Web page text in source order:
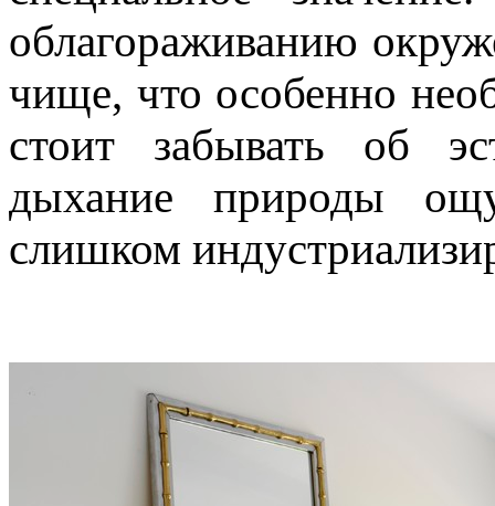
облагораживанию
чище, что особенно
стоит забывать об
дыхание природы
слишком